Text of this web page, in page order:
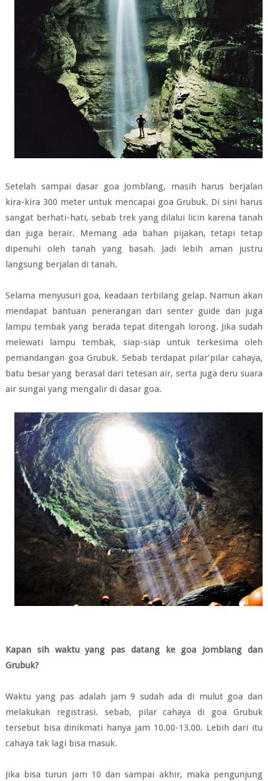
Setelah sampai dasar goa Jomblang, masih harus berjalan
kira-kira 300 meter untuk mencapai goa Grubuk. Di sini harus
sangat berhati-hati, sebab trek yang dilalui licin karena tanah
dan juga berair. Memang ada bahan pijakan, tetapi tetap
dipenuhi oleh tanah yang basah. Jadi lebih aman justru
langsung berjalan di tanah.
Selama menyusuri goa, keadaan terbilang gelap. Namun akan
mendapat bantuan penerangan dari senter guide dan juga
lampu tembak yang berada tepat ditengah lorong. Jika sudah
melewati lampu tembak, siap-siap untuk terkesima oleh
pemandangan goa Grubuk. Sebab terdapat pilar’pilar cahaya,
batu besar yang berasal dari tetesan air, serta juga deru suara
air sungai yang mengalir di dasar goa.
Kapan sih waktu yang pas datang ke goa Jomblang dan
Grubuk?
Waktu yang pas adalah jam 9 sudah ada di mulut goa dan
melakukan registrasi. sebab, pilar cahaya di goa Grubuk
tersebut bisa dinikmati hanya jam 10.00-13.00. Lebih dari itu
cahaya tak lagi bisa masuk.
Jika bisa turun jam 10 dan sampai akhir, maka pengunjung